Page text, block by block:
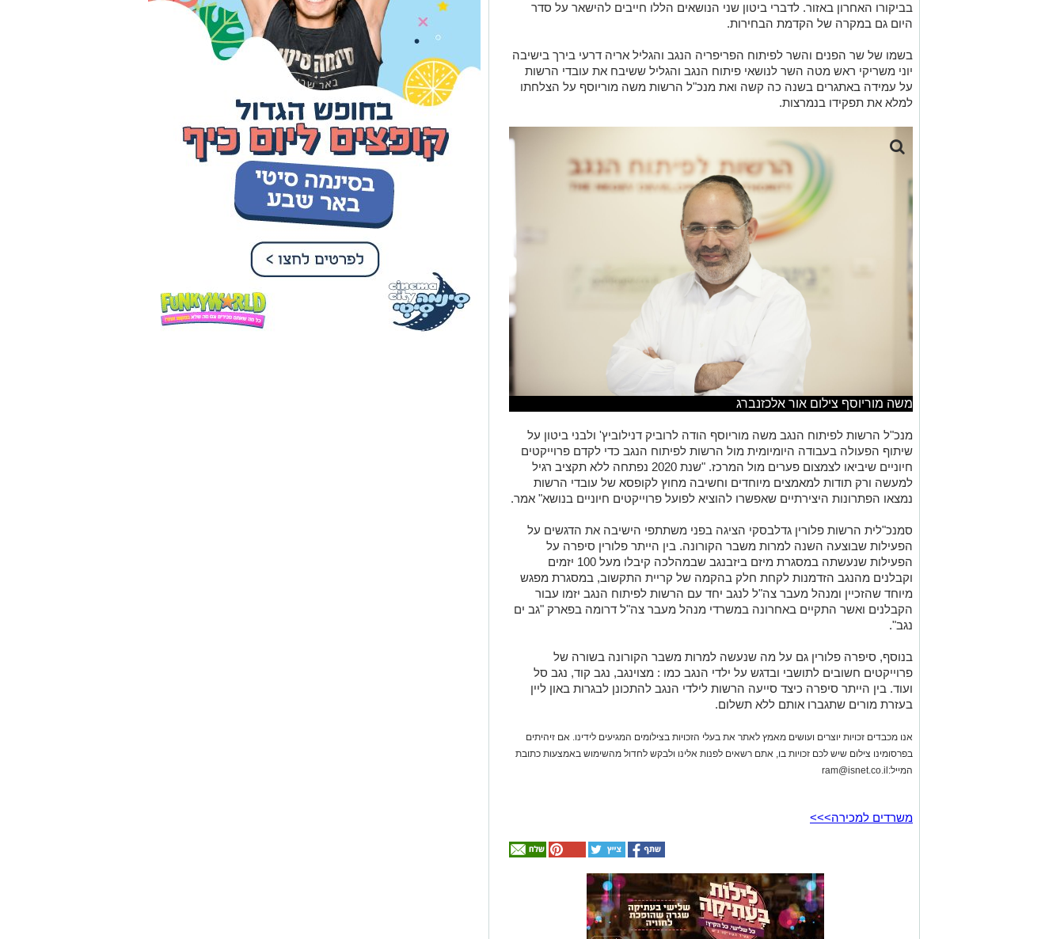
בביקורו האחרון באזור. לדברי ביטון שני הנושאים הללו חייבים להישאר על סדר
היום גם במקרה של הקדמת הבחירות.
בשמו של שר הפנים והשר לפיתוח הפריפריה הנגב והגליל אריה דרעי בירך בישיבה
יוני משריקי ראש מטה השר לנושאי פיתוח הנגב והגליל ששיבח את עובדי הרשות
על עמידה באתגרים בשנה כה קשה ואת מנכ"ל הרשות משה מוריוסף על הצלחתו
למלא את תפקידו בנמרצות.
משה מוריוסף צילום אור אלכזנברג
מנכ"ל הרשות לפיתוח הנגב משה מוריוסף הודה לרוביק דנילוביץ' ולבני ביטון על
שיתוף הפעולה בעבודה היומיומית מול הרשות לפיתוח הנגב כדי לקדם פרוייקטים
חיוניים שיביאו לצמצום פערים מול המרכז. "שנת 2020 נפתחה ללא תקציב רגיל
למעשה ורק תודות למאמצים מיוחדים וחשיבה מחוץ לקופסא של עובדי הרשות
נמצאו הפתרונות היצירתיים שאפשרו להוציא לפועל פרוייקטים חיוניים בנושא" אמר.
סמנכ"לית הרשות פלורין גדלבסקי הציגה בפני משתתפי הישיבה את הדגשים על
הפעילות שבוצעה השנה למרות משבר הקורונה. בין הייתר פלורין סיפרה על
הפעילות שנעשתה במסגרת מיזם ביזבנגב שבמהלכה קיבלו מעל 100 יזמים
וקבלנים מהנגב הזדמנות לקחת חלק בהקמה של קריית התקשוב, במסגרת מפגש
מיוחד שהזכיין ומנהל מעבר צה"ל לנגב יחד עם הרשות לפיתוח הנגב יזמו עבור
הקבלנים ואשר התקיים באחרונה במשרדי מנהל מעבר צה"ל דרומה בפארק "גב ים
נגב".
בנוסף, סיפרה פלורין גם על מה שנעשה למרות משבר הקורונה בשורה של
פרוייקטים חשובים לתושבי ובדגש על ילדי הנגב כמו : מצוינגב, נגב קוד, נגב סל
ועוד. בין הייתר סיפרה כיצד סייעה הרשות לילדי הנגב להתכונן לבגרות באון ליין
בעזרת מורים שתגברו אותם ללא תשלום.
אנו מכבדים זכויות יוצרים ועושים מאמץ לאתר את בעלי הזכויות בצילומים המגיעים לידינו. אם זיהיתים
בפרסומינו צילום שיש לכם זכויות בו, אתם רשאים לפנות אלינו ולבקש לחדול מהשימוש באמצעות כתובת
המייל: ram@isnet.co.il
משרדים למכירה>>>